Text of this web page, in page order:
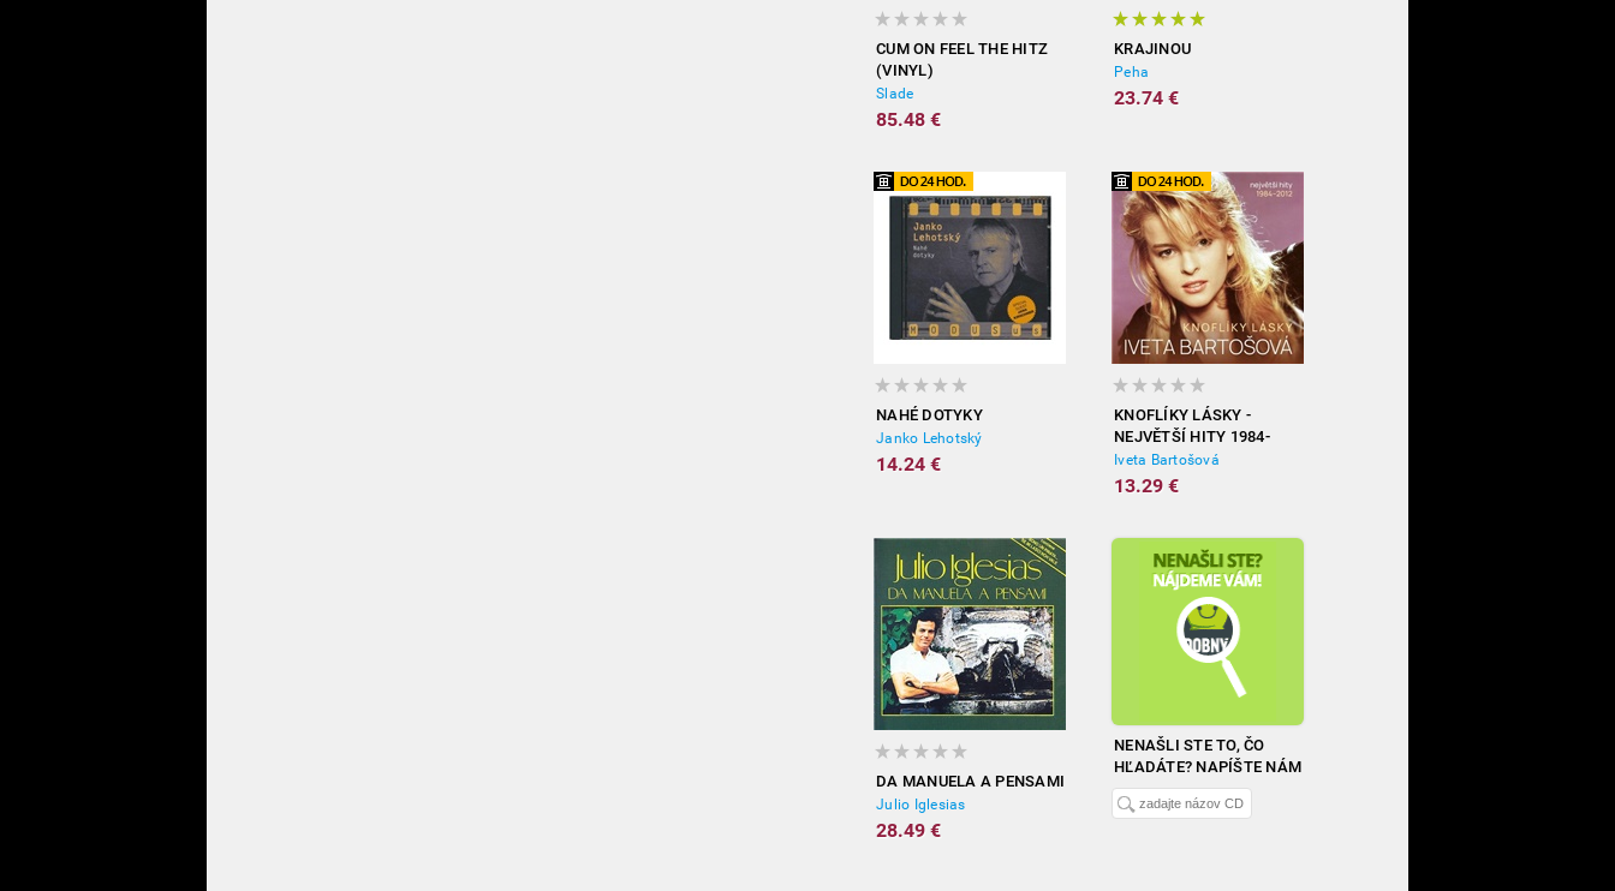
CUM ON FEEL THE HITZ
(VINYL)
Slade
85.48 €
KRAJINOU
Peha
23.74 €
NAHÉ DOTYKY
Janko Lehotský
14.24 €
KNOFLÍKY LÁSKY -
NEJVĚTŠÍ HITY 1984-
2012
Iveta Bartošová
13.29 €
DA MANUELA A PENSAMI
Julio Iglesias
28.49 €
NENAŠLI STE TO, ČO
HĽADÁTE? NAPÍŠTE NÁM